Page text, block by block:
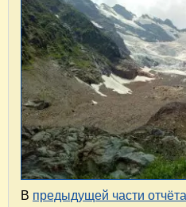
В предыдущей части отчёта